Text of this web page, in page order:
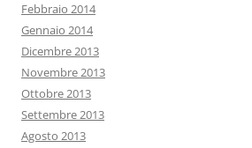
Febbraio 2014
Gennaio 2014
Dicembre 2013
Novembre 2013
Ottobre 2013
Settembre 2013
Agosto 2013